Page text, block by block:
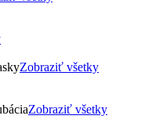
Zobraziť všetky
Zobraziť všetky